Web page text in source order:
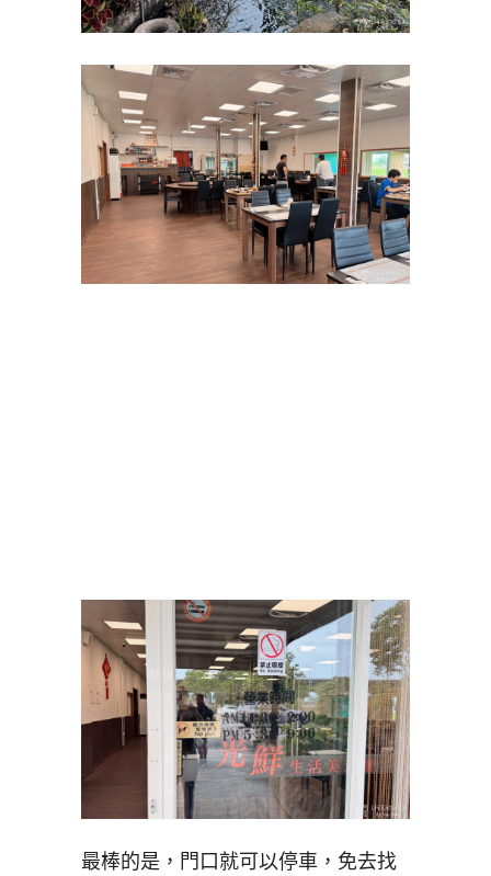
最棒的是，門口就可以停車，免去找